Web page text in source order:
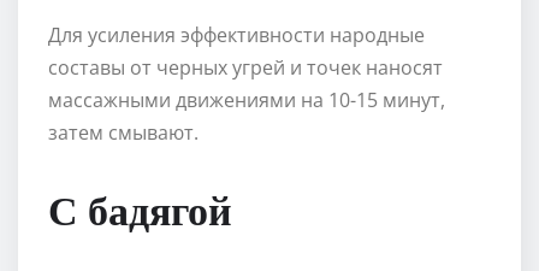
Для усиления эффективности народные
составы от черных угрей и точек наносят
массажными движениями на 10-15 минут,
затем смывают.
С бадягой